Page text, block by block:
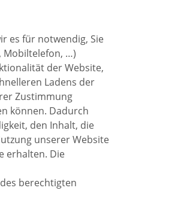
es für notwendig, Sie
Mobiltelefon, …)
der Website,
Ladens der
Zustimmung
können. Dadurch
den Inhalt, die
unserer Website
erhalten. Die
berechtigten